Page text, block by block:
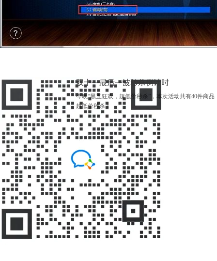
双十一最后一波秒杀倒计时
今晚“黑五狂欢，超低价秒杀”，本次活动共有40件商品
超低价秒杀！